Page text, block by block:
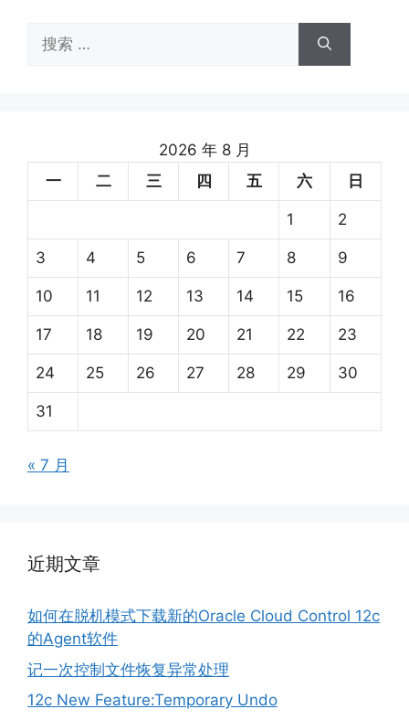
索：
2026 年 8 月
一
二 三 四 五 六 日
1 2
3 4 5 6 7 8 9
10 11 12 13 14 15 16
17 18 19 20 21 22 23
24 25 26 27 28 29 30
31
« 7 月
近期文章
如何在脱机模式下载新的Oracle Cloud Control 12c
的Agent软件
记一次控制文件恢复异常处理
12c New Feature:Temporary Undo